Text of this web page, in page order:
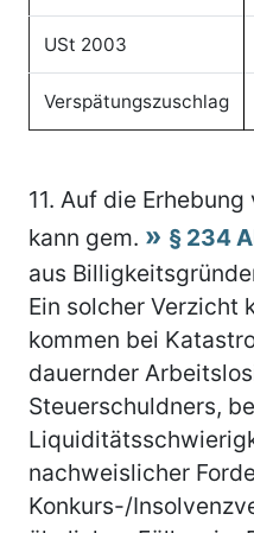
USt 2003
Verspätungszuschlag
11. Auf die
kann gem.
§ 234
aus
Ein solcher Verzicht
kommen bei
dauernder
Steuerschuldners,
nachweislicher
Konkurs-/